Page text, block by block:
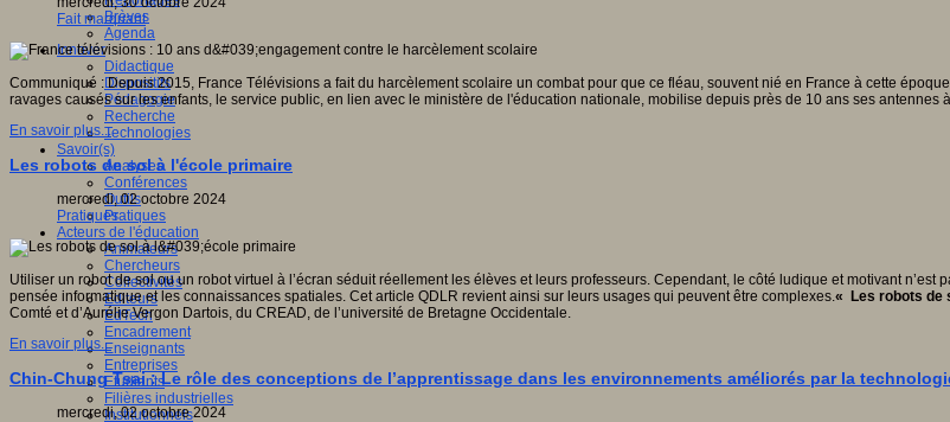
Brèves
Agenda
Innover
Didactique
Dispositifs
Pédagogie
Recherche
Technologies
Savoir(s)
Analyses
Conférences
Outils
Pratiques
Acteurs de l'éducation
Animateurs
Chercheurs
Collectivités
Editeurs
EdTech
Encadrement
Enseignants
Entreprises
Etudiants
Filières industrielles
Institutionnels
Fait marquant
Communiqué : Depuis 2015, France Télévisions a fait du harcèlement scolaire un combat pour que ce fléau, souvent nié en France à cette
ravages causés sur les enfants, le service public, en lien avec le ministère de l'éducation nationale, mobilise depuis près de 10 ans ses
En savoir plus...
Les robots de sol à l'école primaire
mercredi, 02 octobre 2024
Pratiques
Utiliser un robot de sol ou un robot virtuel à l’écran séduit réellement les élèves et leurs professeurs. Cependant, le côté ludique et motivant
pensée informatique et les connaissances spatiales. Cet article QDLR revient ainsi sur leurs usages qui peuvent être complexes.« Les robots de
Comté et d’Aurélie Vergon Dartois, du CREAD, de l’université de Bretagne Occidentale.
En savoir plus...
Chin-Chung Tsai : Le rôle des conceptions de l’apprentissage dans les environnements améliorés par la
mercredi, 02 octobre 2024